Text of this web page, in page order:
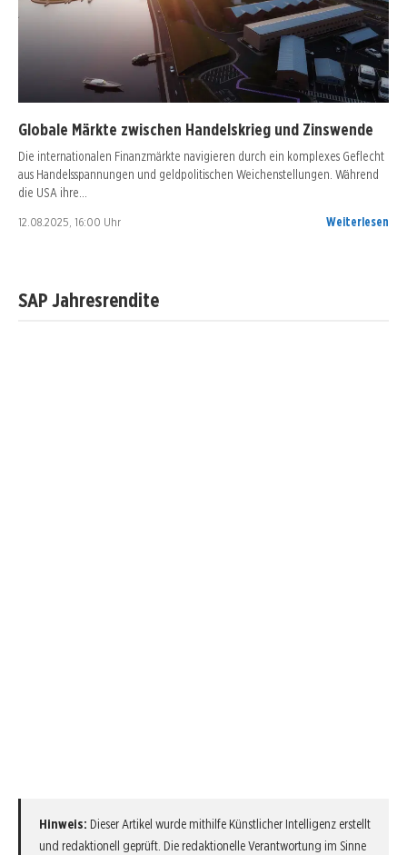
Globale Märkte zwischen Handelskrieg und Zinswende
Die internationalen Finanzmärkte navigieren durch ein komplexes Geflecht
aus Handelsspannungen und geldpolitischen Weichenstellungen. Während
die USA ihre…
12.08.2025, 16:00 Uhr Weiterlesen
SAP Jahresrendite
Hinweis: Dieser Artikel wurde mithilfe Künstlicher Intelligenz erstellt
und redaktionell geprüft. Die redaktionelle Verantwortung im Sinne